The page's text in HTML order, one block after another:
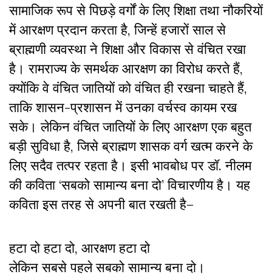
सामाजिक रूप से पिछड़े वर्गों के लिए शिक्षा तथा नौकरियों
में आरक्षण प्रदान करता है, जिन्हें हजारों साल से
ब्राह्मणी व्यवस्था ने शिक्षा और विकास से वंचित रखा
है। रामराज्य के समर्थक आरक्षण का विरोध करते हैं,
क्योंकि वे वंचित जातियों को वंचित ही रखना चाहते हैं,
ताकि शासन-प्रशासन में उनका वर्चस्व कायम रख
सके। लेकिन वंचित जातियों के लिए आरक्षण एक बहुत
बड़ी सुविधा है, जिसे ब्राह्मण शासक वर्ग खत्म करने के
लिए सदैव तत्पर रहता है। इसी भावबोध पर डॉ. नीलम
की कविता ‘सबको सामान्य बना दो’ विचारणीय है। यह
कविता इस तरह से अपनी बात रखती है–
हटा दो हटा दो, आरक्षण हटा दो
लेकिन सबसे पहले सबको सामान्य बना दो।